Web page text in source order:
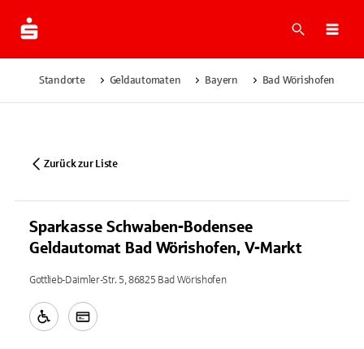
Suche
Standorte Geldautomaten Bayern Bad Wörishofen
Zurück zur Liste
Sparkasse Schwaben-Bodensee
Geldautomat Bad Wörishofen, V-Markt
Gottlieb-Daimler-Str. 5, 86825 Bad Wörishofen